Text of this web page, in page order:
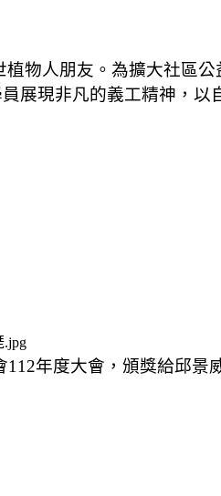
物人朋友。為擴大社區
展現非凡的義工精神，以
112年度大會，頒獎給邱景